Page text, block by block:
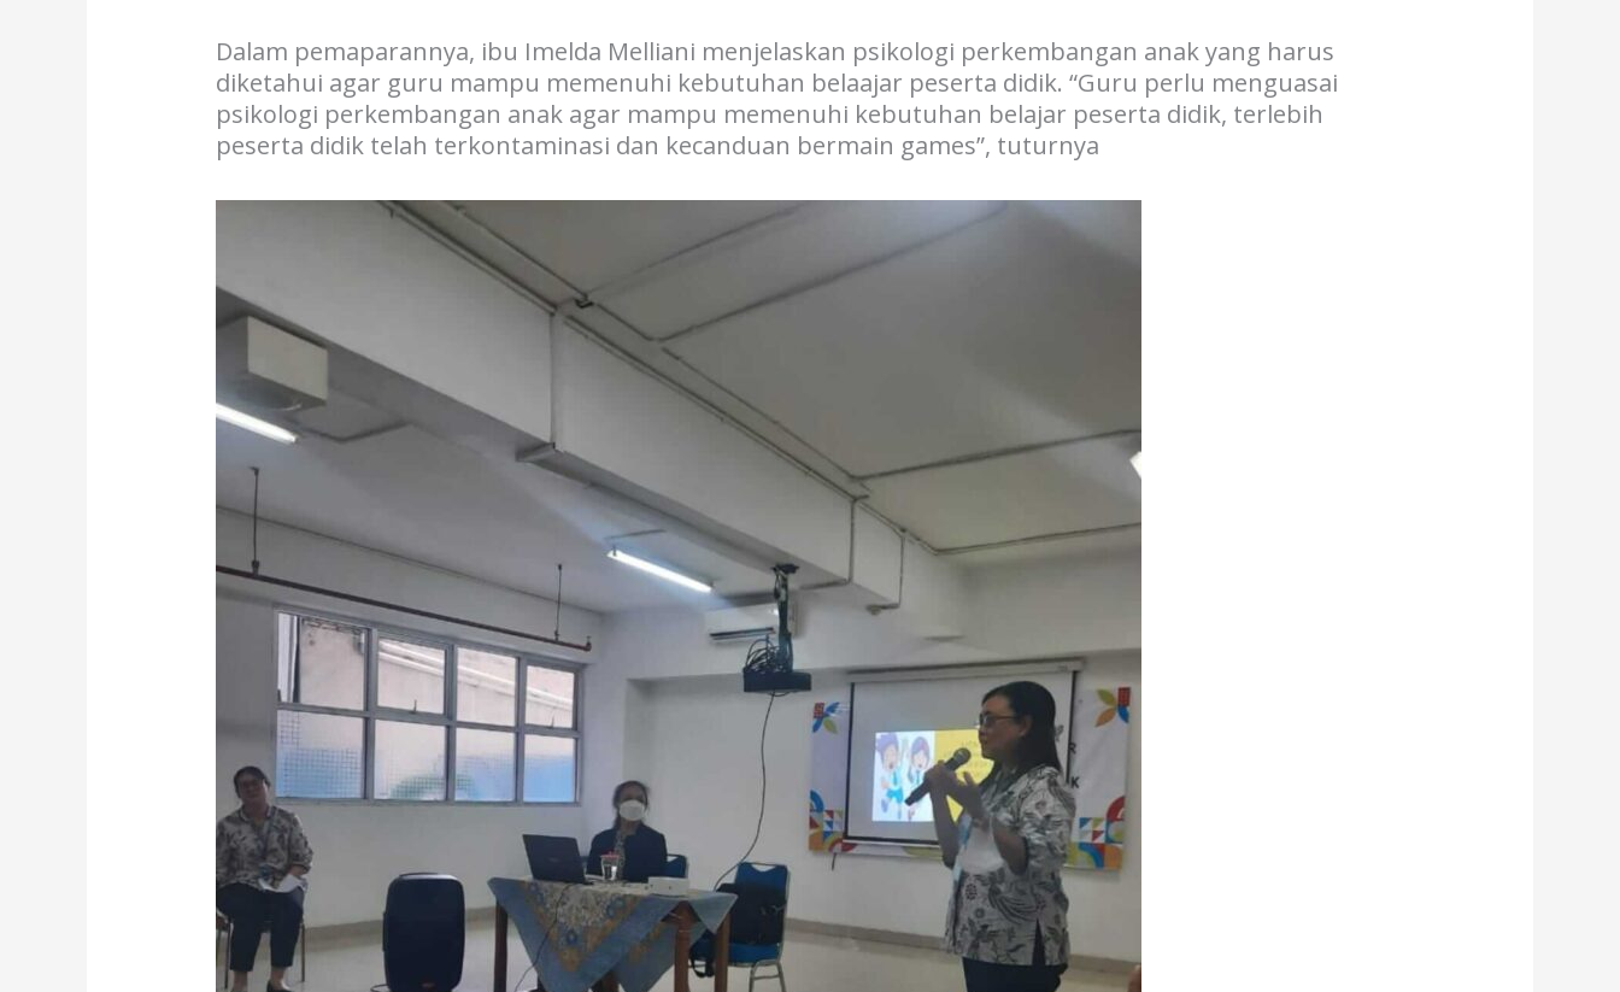
Dalam pemaparannya, ibu Imelda Melliani menjelaskan psikologi perkembangan anak yang harus
diketahui agar guru mampu memenuhi kebutuhan belaajar peserta didik. “Guru perlu menguasai
psikologi perkembangan anak agar mampu memenuhi kebutuhan belajar peserta didik, terlebih
peserta didik telah terkontaminasi dan kecanduan bermain games”, tuturnya